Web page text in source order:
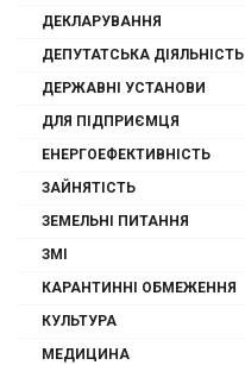
ДЕКЛАРУВАННЯ
ДЕПУТАТСЬКА ДІЯЛЬНІСТЬ
ДЕРЖАВНІ УСТАНОВИ
ДЛЯ ПІДПРИЄМЦЯ
ЕНЕРГОЕФЕКТИВНІСТЬ
ЗАЙНЯТІСТЬ
ЗЕМЕЛЬНІ ПИТАННЯ
ЗМІ
КАРАНТИННІ ОБМЕЖЕННЯ
КУЛЬТУРА
МЕДИЦИНА